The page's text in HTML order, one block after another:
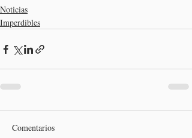
Noticias
Imperdibles
Comentarios